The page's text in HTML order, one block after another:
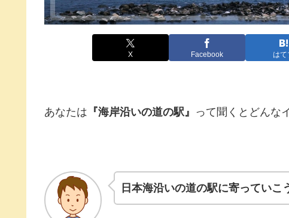
X Facebook はて
あなたは 『海岸沿いの道の駅』 って聞くとどんな
日本海沿いの道の駅に寄っていこ